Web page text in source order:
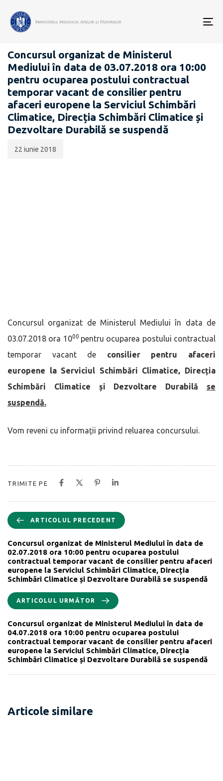
CARIERĂ
Concursul organizat de Ministerul
Mediului în data de 03.07.2018 ora 10:00
pentru ocuparea postului contractual
temporar vacant de consilier pentru
afaceri europene la Serviciul Schimbări
Climatice, Direcția Schimbări Climatice și
Dezvoltare Durabilă se suspendă
publicării:
22 iunie 2018
Concursul organizat de Ministerul Mediului în data de
03.07.2018 ora 1000 pentru ocuparea postului contractual
temporar vacant de consilier pentru afaceri
europene
la Serviciul Schimbări Climatice, Direcția
Schimbări Climatice și Dezvoltare Durabilă se
suspendă.
Vom reveni cu informații privind reluarea concursului.
TRIMITE PE
ARTICOLUL PRECEDENT
Concursul organizat de Ministerul Mediului în data de
02.07.2018 ora 10:00 pentru ocuparea postului
contractual temporar vacant de consilier pentru afaceri
europene la Serviciul Schimbări Climatice, Direcția
Schimbări Climatice și Dezvoltare Durabilă se suspendă
ARTICOLUL URMĂTOR
Concursul organizat de Ministerul Mediului în data de
04.07.2018 ora 10:00 pentru ocuparea postului
contractual temporar vacant de consilier pentru afaceri
europene la Serviciul Schimbări Climatice, Direcția
Schimbări Climatice și Dezvoltare Durabilă se suspendă
Articole similare